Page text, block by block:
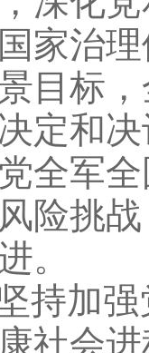
家治
目标
定和
全军
险挑
。
持加
社会